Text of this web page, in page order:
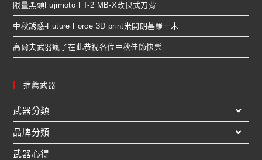
限量黑頭Fujimoto FT-2 MB-X改良式刀背
中秋誘惑-Future Force 3D print米開朗基羅一木
高爾夫武器瘋子在此恭祝各位中秋佳節快樂
推薦武器
武器分類
品牌分類
武器心得